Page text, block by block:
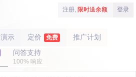
注册, 限时送余额 登录
演示 定价 免费 推广计划
问答支持
100% 响应